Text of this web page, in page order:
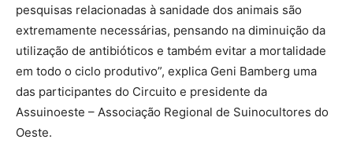
pesquisas relacionadas à sanidade dos animais são
extremamente necessárias, pensando na diminuição da
utilização de antibióticos e também evitar a mortalidade
em todo o ciclo produtivo”, explica Geni Bamberg uma
das participantes do Circuito e presidente da
Assuinoeste – Associação Regional de Suinocultores do
Oeste.